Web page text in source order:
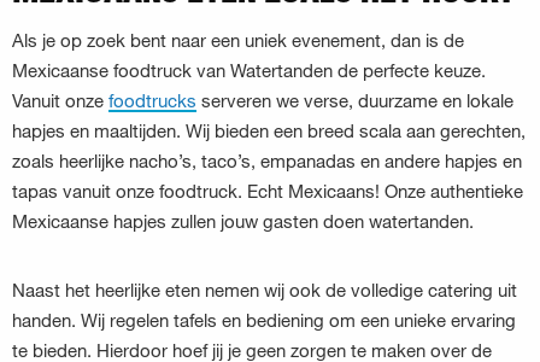
Als je op zoek bent naar een uniek evenement, dan is de
Mexicaanse foodtruck van Watertanden de perfecte keuze.
Vanuit onze foodtrucks serveren we verse, duurzame en lokale
hapjes en maaltijden. Wij bieden een breed scala aan gerechten,
zoals heerlijke nacho’s, taco’s, empanadas en andere hapjes en
tapas vanuit onze foodtruck. Echt Mexicaans! Onze authentieke
Mexicaanse hapjes zullen jouw gasten doen watertanden.
Naast het heerlijke eten nemen wij ook de volledige catering uit
handen. Wij regelen tafels en bediening om een unieke ervaring
te bieden. Hierdoor hoef jij je geen zorgen te maken over de